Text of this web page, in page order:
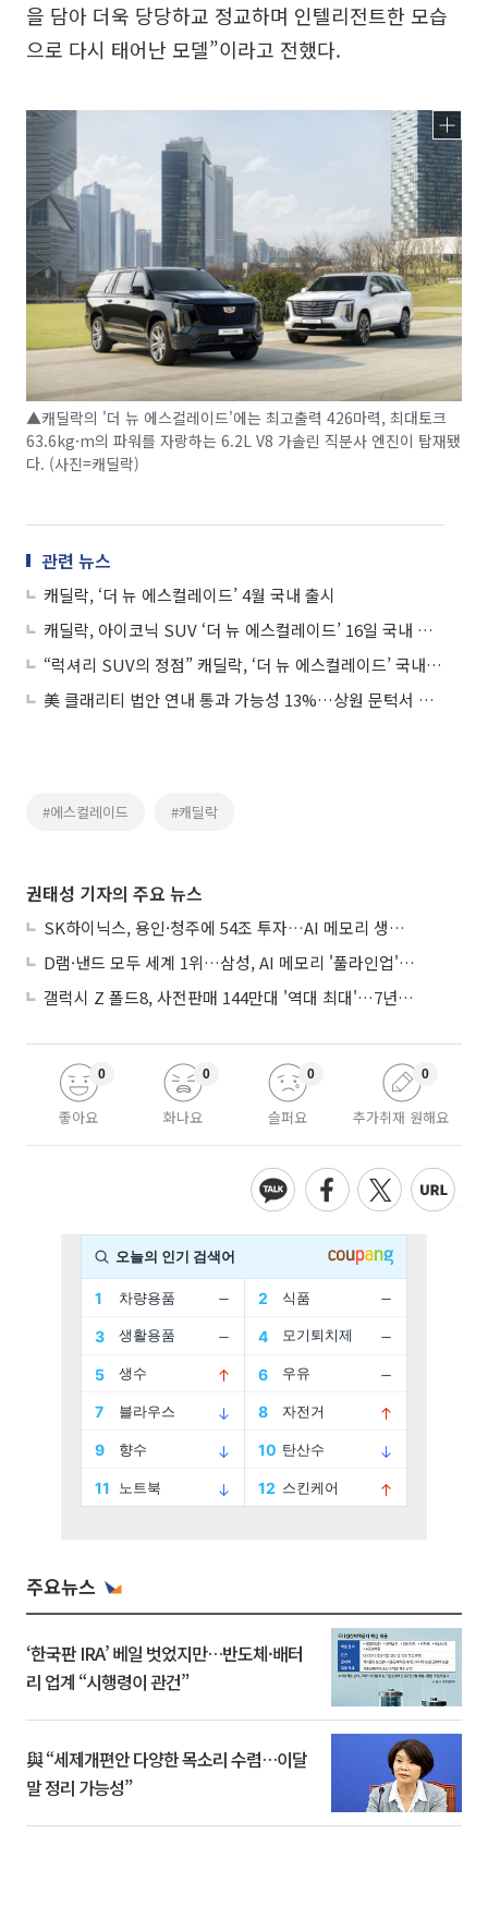
을 담아 더욱 당당하교 정교하며 인텔리전트한 모습
으로 다시 태어난 모델”이라고 전했다.
▲캐딜락의 '더 뉴 에스컬레이드'에는 최고출력 426마력, 최대토크
63.6kg·m의 파워를 자랑하는 6.2L V8 가솔린 직분사 엔진이 탑재됐
다. (사진=캐딜락)
관련 뉴스
캐딜락, ‘더 뉴 에스컬레이드’ 4월 국내 출시
캐딜락, 아이코닉 SUV ‘더 뉴 에스컬레이드’ 16일 국내 출시 확정
“럭셔리 SUV의 정점” 캐딜락, ‘더 뉴 에스컬레이드’ 국내 출시
美 클래리티 법안 연내 통과 가능성 13%…상원 문턱서 제동
#에스컬레이드 #캐딜락
권태성 기자의 주요 뉴스
SK하이닉스, 용인·청주에 54조 투자…AI 메모리 생산기지 키운다
D램·낸드 모두 세계 1위…삼성, AI 메모리 '풀라인업'으로 승부
갤럭시 Z 폴드8, 사전판매 144만대 '역대 최대'…7년만에 갤노트10 기록 넘어
좋아요
0
화나요
0
슬퍼요
0
추가취재 원해요
0
주요뉴스
‘한국판 IRA’ 베일 벗었지만…반도체·배터
리 업계 “시행령이 관건”
與 “세제개편안 다양한 목소리 수렴…이달
말 정리 가능성”